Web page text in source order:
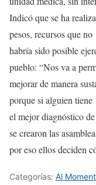
Indicó que se ha
pesos, recursos que no
habría sido posible
pueblo: “Nos va a
mejorar de manera
porque si alguien tiene
el mejor diagnóstico
se crearon las
por eso ellos deciden
Categorías: Al